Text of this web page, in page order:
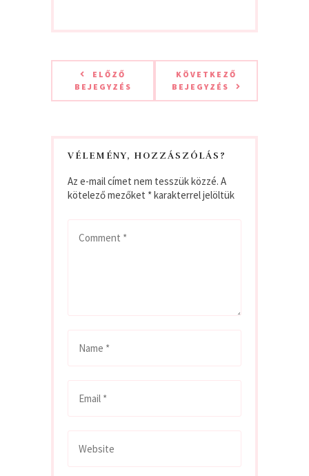
ELŐZŐ
BEJEGYZÉS
KÖVETKEZŐ
BEJEGYZÉS
VÉLEMÉNY, HOZZÁSZÓLÁS?
Az e-mail címet nem tesszük közzé. A
kötelező mezőket *karakterrel jelöltük